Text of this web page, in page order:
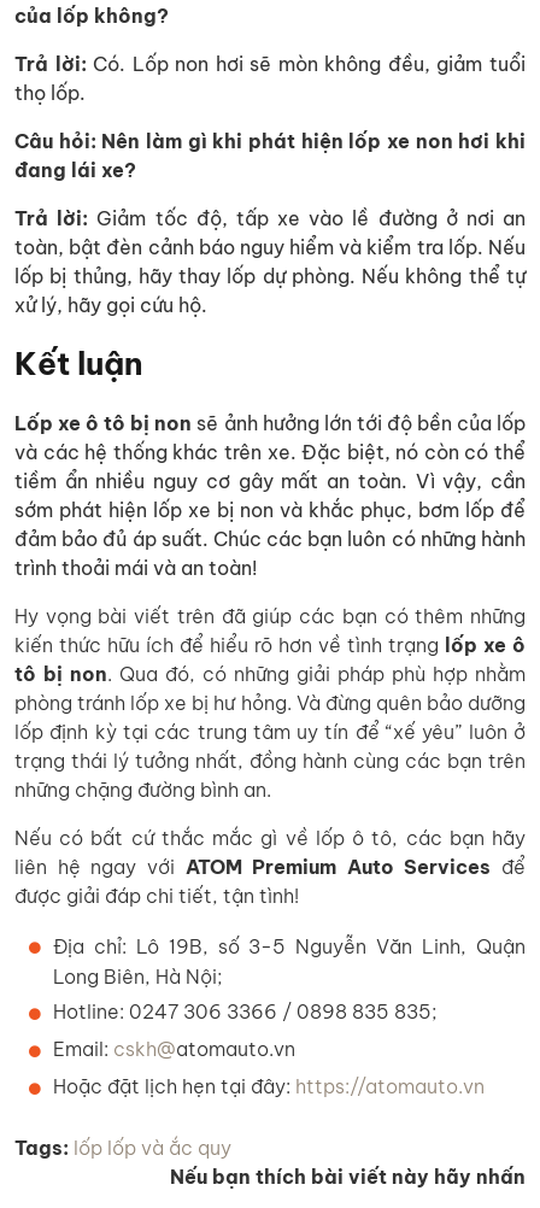
của lốp không?
Trả lời: Có. Lốp non hơi sẽ mòn không đều, giảm tuổi
thọ lốp.
Câu hỏi: Nên làm gì khi phát hiện lốp xe non hơi khi
đang lái xe?
Trả lời: Giảm tốc độ, tấp xe vào lề đường ở nơi an
toàn, bật đèn cảnh báo nguy hiểm và kiểm tra lốp. Nếu
lốp bị thủng, hãy thay lốp dự phòng. Nếu không thể tự
xử lý, hãy gọi cứu hộ.
Kết luận
Lốp xe ô tô bị non sẽ ảnh hưởng lớn tới độ bền của lốp
và các hệ thống khác trên xe. Đặc biệt, nó còn có thể
tiềm ẩn nhiều nguy cơ gây mất an toàn. Vì vậy, cần
sớm phát hiện lốp xe bị non và khắc phục, bơm lốp để
đảm bảo đủ áp suất. Chúc các bạn luôn có những hành
trình thoải mái và an toàn!
Hy vọng bài viết trên đã giúp các bạn có thêm những
kiến thức hữu ích để hiểu rõ hơn về tình trạng lốp xe ô
tô bị non. Qua đó, có những giải pháp phù hợp nhằm
phòng tránh lốp xe bị hư hỏng. Và đừng quên bảo dưỡng
lốp định kỳ tại các trung tâm uy tín để “xế yêu” luôn ở
trạng thái lý tưởng nhất, đồng hành cùng các bạn trên
những chặng đường bình an.
Nếu có bất cứ thắc mắc gì về lốp ô tô, các bạn hãy
liên hệ ngay với ATOM Premium Auto Services để
được giải đáp chi tiết, tận tình!
Địa chỉ: Lô 19B, số 3-5 Nguyễn Văn Linh, Quận
Long Biên, Hà Nội;
Hotline: 0247 306 3366 / 0898 835 835;
Email: cskh@atomauto.vn
Hoặc đặt lịch hẹn tại đây: https://atomauto.vn
Tags: lốp lốp và ắc quy
Nếu bạn thích bài viết này hãy nhấn